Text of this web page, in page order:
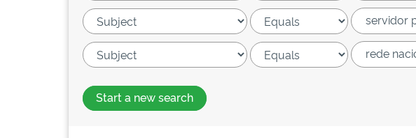
Start a new search